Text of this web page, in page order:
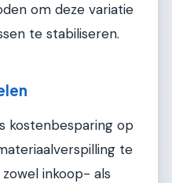
om deze variatie
te stabiliseren.
kostenbesparing op
te
inkoop- als